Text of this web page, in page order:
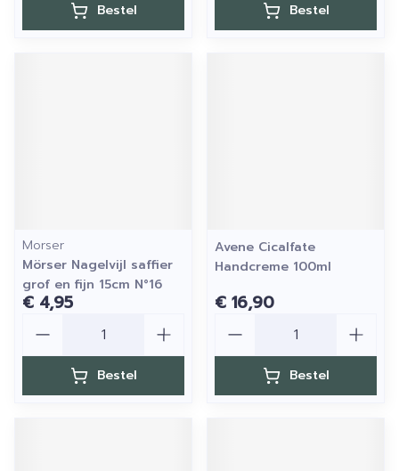
Bestel Bestel
Morser
Mörser Nagelvijl saffier
grof en fijn 15cm N°16
€ 4,95
Bestel
Avene Cicalfate
Handcreme 100ml
€ 16,90
Bestel